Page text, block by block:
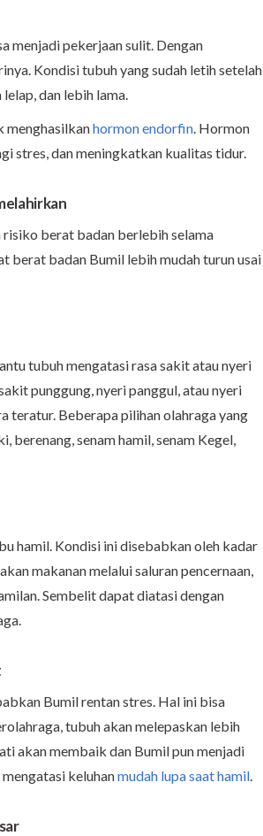
menjadi pekerjaan sulit. Dengan
Kondisi tubuh yang sudah letih setelah
dan lebih lama.
menghasilkanhormon endorfin. Hormon
stres, dan meningkatkan kualitas tidur.
berat badan berlebih selama
berat badan Bumil lebih mudah turun usai
tubuh mengatasi rasa sakit atau nyeri
punggung, nyeri panggul, atau nyeri
teratur. Beberapa pilihan olahraga yang
berenang, senam hamil, senam Kegel,
hamil. Kondisi ini disebabkan oleh kadar
makanan melalui saluran pencernaan,
Sembelit dapat diatasi dengan
Bumil rentan stres. Hal ini bisa
tubuh akan melepaskan lebih
akan membaik dan Bumil pun menjadi
keluhanmudah lupa saat hamil.